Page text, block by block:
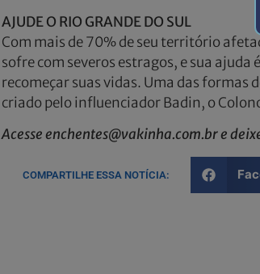
AJUDE O RIO GRANDE DO SUL
Com mais de 70% de seu território
sofre com severos estragos, e sua
recomeçar suas vidas. Uma das formas
criado pelo influenciador Badin, o
Acesse enchentes@vakinha.com.br e
COMPARTILHE ESSA NOTÍCIA: